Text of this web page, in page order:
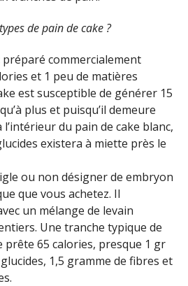
de pain de cake ?
préparé commercialement
et 1 peu de matières
est susceptible de générer 15
plus et puisqu’il demeure
l’intérieur du pain de cake blanc,
existera à miette près le
ou non désigner de embryon
que vous achetez. Il
un mélange de levain
Une tranche typique de
prête 65 calories, presque 1 gr
1,5 gramme de fibres et